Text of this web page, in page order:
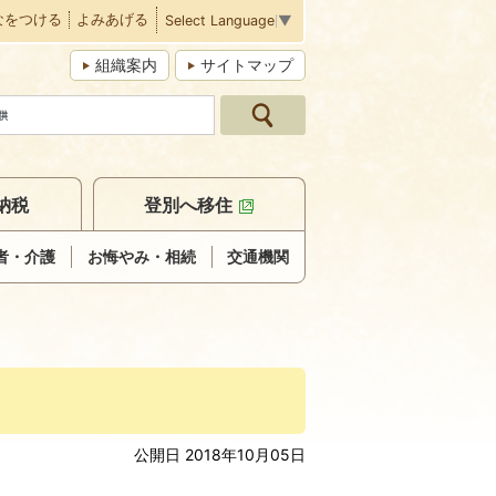
をつける よみあげる Select Language ▼
組織案内 サイトマップ
・介護 お悔やみ・相続 交通機関
税 登別へ移住
公開日 2018年10月05日